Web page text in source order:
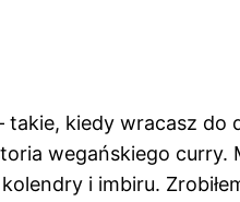
kiedy wracasz
wegańskiego
i imbiru.